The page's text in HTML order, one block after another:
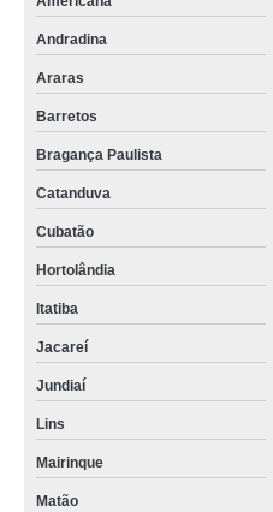
Andradina
Araras
Barretos
Bragança Paulista
Catanduva
Cubatão
Hortolândia
Itatiba
Jacareí
Jundiaí
Lins
Mairinque
Matão